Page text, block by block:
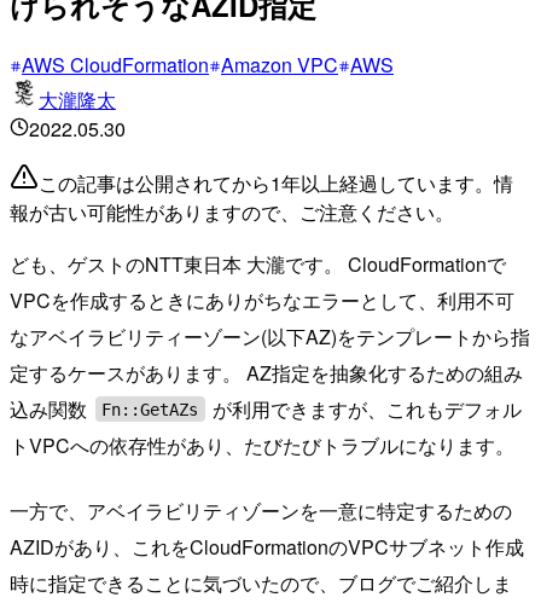
AWS CloudFormation Amazon VPC AWS
大瀧隆太
2022.05.30
この記事は公開されてから1年以上経過しています。情
報が古い可能性がありますので、ご注意ください。
ども、ゲストのNTT東日本 大瀧です。 CloudFormationで
VPCを作成するときにありがちなエラーとして、利用不可
なアベイラビリティーゾーン(以下AZ)をテンプレートから指
定するケースがあります。 AZ指定を抽象化するための組み
込み関数
Fn::GetAZs
が利用できますが、これもデフォル
トVPCへの依存性があり、たびたびトラブルになります。
一方で、アベイラビリティゾーンを一意に特定するための
AZIDがあり、これをCloudFormationのVPCサブネット作成
時に指定できることに気づいたので、ブログでご紹介しま